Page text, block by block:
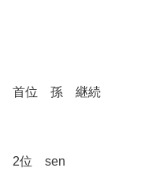
首位 孫 継続
2位 sen